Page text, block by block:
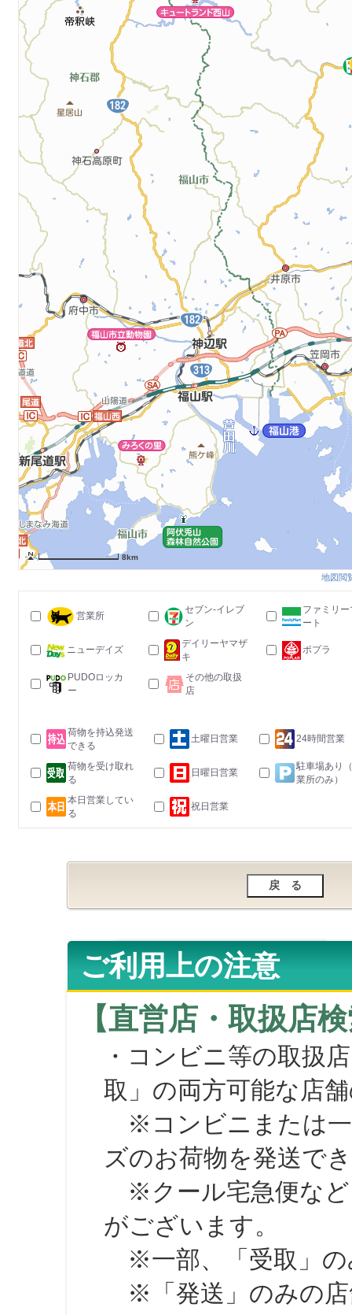
8km
地図閲
営業所
セブン-イレブ
ン
ファミリー
ート
ニューデイズ
デイリーヤマザ
キ
ポプラ
PUDOロッカ
ー
その他の取扱
店
荷物を持込発送
できる
土曜日営業 24時間営業
荷物を受け取れ
る
日曜日営業
駐車場あり
業所のみ）
本日営業してい
る
祝日営業
ご利用上の注意
【直営店・取扱店
・コンビニ等の取扱
取」の両方可能な店
※コンビニまたは一
ズのお荷物を発送で
※クール宅急便など
がございます。
※一部、「受取」の
※「発送」のみの店